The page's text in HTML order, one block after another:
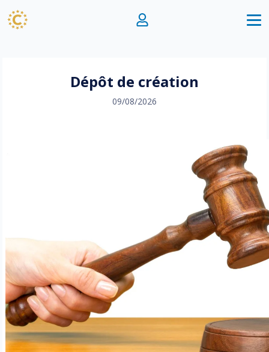
Dépôt de création
09/08/2026